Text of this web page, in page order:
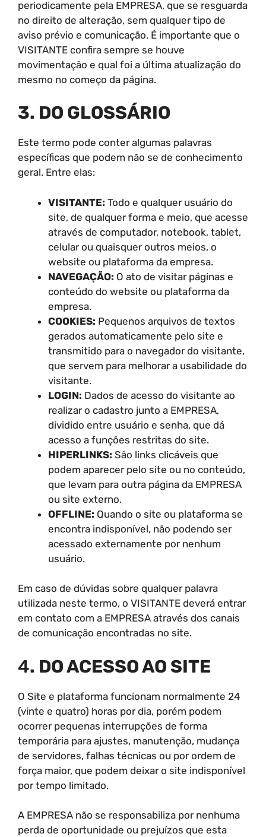
periodicamente pela EMPRESA, que se resguarda
no direito de alteração, sem qualquer tipo de
aviso prévio e comunicação. É importante que o
VISITANTE confira sempre se houve
movimentação e qual foi a última atualização do
mesmo no começo da página.
3. DO GLOSSÁRIO
Este termo pode conter algumas palavras
específicas que podem não se de conhecimento
geral. Entre elas:
VISITANTE: Todo e qualquer usuário do
site, de qualquer forma e meio, que acesse
através de computador, notebook, tablet,
celular ou quaisquer outros meios, o
website ou plataforma da empresa.
NAVEGAÇÃO: O ato de visitar páginas e
conteúdo do website ou plataforma da
empresa.
COOKIES: Pequenos arquivos de textos
gerados automaticamente pelo site e
transmitido para o navegador do visitante,
que servem para melhorar a usabilidade do
visitante.
LOGIN: Dados de acesso do visitante ao
realizar o cadastro junto a EMPRESA,
dividido entre usuário e senha, que dá
acesso a funções restritas do site.
HIPERLINKS: São links clicáveis que
podem aparecer pelo site ou no conteúdo,
que levam para outra página da EMPRESA
ou site externo.
OFFLINE: Quando o site ou plataforma se
encontra indisponível, não podendo ser
acessado externamente por nenhum
usuário.
Em caso de dúvidas sobre qualquer palavra
utilizada neste termo, o VISITANTE deverá entrar
em contato com a EMPRESA através dos canais
de comunicação encontradas no site.
4. DO ACESSO AO SITE
O Site e plataforma funcionam normalmente 24
(vinte e quatro) horas por dia, porém podem
ocorrer pequenas interrupções de forma
temporária para ajustes, manutenção, mudança
de servidores, falhas técnicas ou por ordem de
força maior, que podem deixar o site indisponível
por tempo limitado.
A EMPRESA não se responsabiliza por nenhuma
perda de oportunidade ou prejuízos que esta